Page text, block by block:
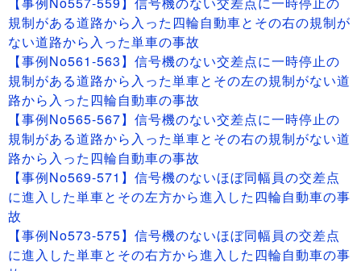
規制がある道路から入った四輪自動車とその右の規制が
ない道路から入った単車の事故
【事例No561-563】信号機のない交差点に一時停止の
規制がある道路から入った単車とその左の規制がない道
路から入った四輪自動車の事故
【事例No565-567】信号機のない交差点に一時停止の
規制がある道路から入った単車とその右の規制がない道
路から入った四輪自動車の事故
【事例No569-571】信号機のないほぼ同幅員の交差点
に進入した単車とその左方から進入した四輪自動車の事
故
【事例No573-575】信号機のないほぼ同幅員の交差点
に進入した単車とその右方から進入した四輪自動車の事